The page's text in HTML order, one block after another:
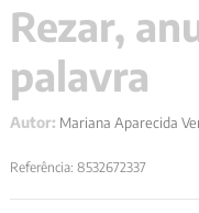
Rezar,
palavra
Autor: Mariana Aparecida
Referência:8532672337